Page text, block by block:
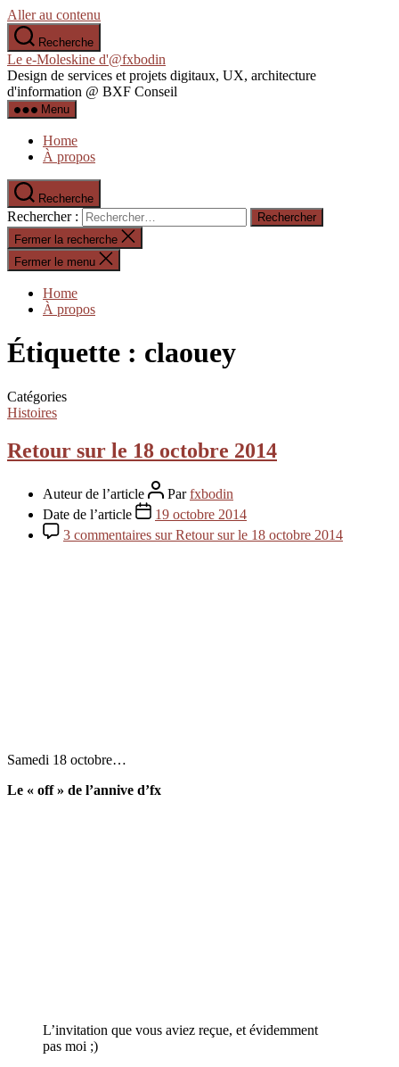
Aller au contenu
Recherche
Le e-Moleskine d'@fxbodin
Design de services et projets digitaux, UX, architecture
d'information @ BXF Conseil
Menu
Home
À propos
Recherche
Rechercher :
Fermer la recherche
Fermer le menu
Home
À propos
Étiquette : claouey
Catégories
Histoires
Retour sur le 18 octobre 2014
Auteur de l’article Parfxbodin
Date de l’article
19 octobre 2014
3 commentaires sur Retour sur le 18 octobre 2014
Samedi 18 octobre…
Le « off » de l’annive d’fx
L’invitation que vous aviez reçue, et évidemment
pas moi ;)